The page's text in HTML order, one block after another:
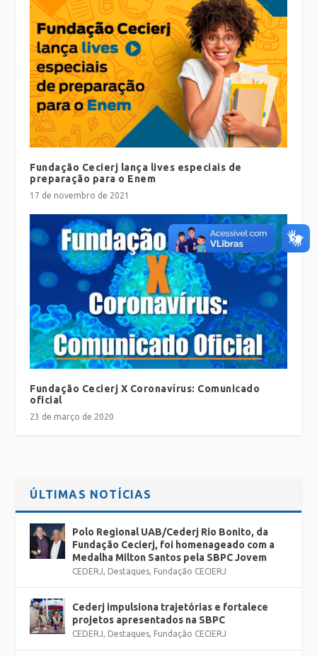
Fundação Cecierj lança lives especiais de
preparação para o Enem
17 de novembro de 2021
Fundação Cecierj X Coronavírus: Comunicado
oficial
23 de março de 2020
ÚLTIMAS NOTÍCIAS
Polo Regional UAB/Cederj Rio Bonito, da
Fundação Cecierj, foi homenageado com a
Medalha Milton Santos pela SBPC Jovem
CEDERJ, Destaques, Fundação CECIERJ
Cederj impulsiona trajetórias e fortalece
projetos apresentados na SBPC
CEDERJ, Destaques, Fundação CECIERJ